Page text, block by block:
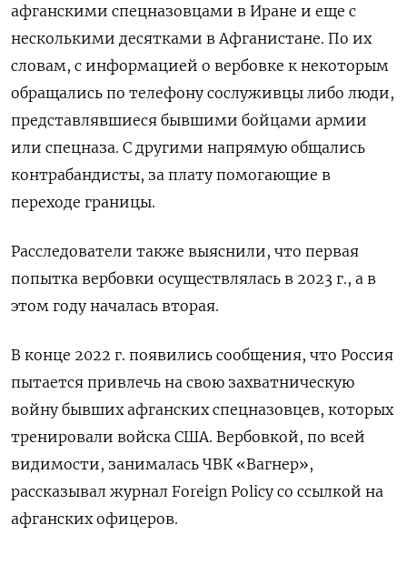
афганскими спецназовцами в Иране и еще с
несколькими десятками в Афганистане. По их
словам, с информацией о вербовке к некоторым
обращались по телефону сослуживцы либо люди,
представлявшиеся бывшими бойцами армии
или спецназа. С другими напрямую общались
контрабандисты, за плату помогающие в
переходе границы.
Расследователи также выяснили, что первая
попытка вербовки осуществлялась в 2023 г., а в
этом году началась вторая.
В конце 2022 г. появились сообщения, что Россия
пытается привлечь на свою захватническую
войну бывших афганских спецназовцев, которых
тренировали войска США. Вербовкой, по всей
видимости, занималась ЧВК «Вагнер»,
рассказывал журнал Foreign Policy со ссылкой на
афганских офицеров.